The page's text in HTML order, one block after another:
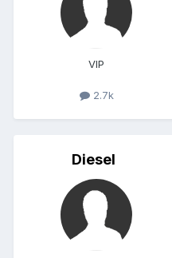
VIP
2.7k
Diesel